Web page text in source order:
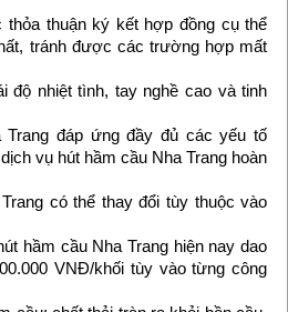
thỏa thuận ký kết hợp đồng cụ thể
tránh được các trường hợp mất
độ nhiệt tình, tay nghề cao và tinh
đáp ứng đầy đủ các yếu tố
vụ hút hầm cầu Nha Trang hoàn
có thể thay đổi tùy thuộc vào
hầm cầu Nha Trang hiện nay dao
VNĐ/khối tùy vào từng công